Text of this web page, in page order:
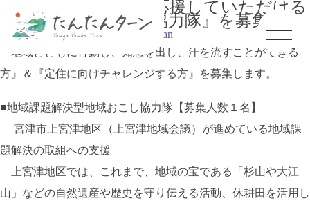
地域の元気づくりを応援していただける
『宮津市地域おこし協力隊』を募集
投稿日: 2021年1月6日 投稿者:
tantan
『地域とともに行動し、知恵を出し、汗を流すことができる
方』＆『定住に向けチャレンジする方』を募集します。
■地域課題解決型地域おこし協力隊【募集人数１名】
宮津市上宮津地区（上宮津地域会議）が進めている地域課
題解決の取組への支援
上宮津地区では、これまで、地域の宝である「杉山や大江
山」などの自然遺産や歴史を守り伝える活動、休耕田を活用し